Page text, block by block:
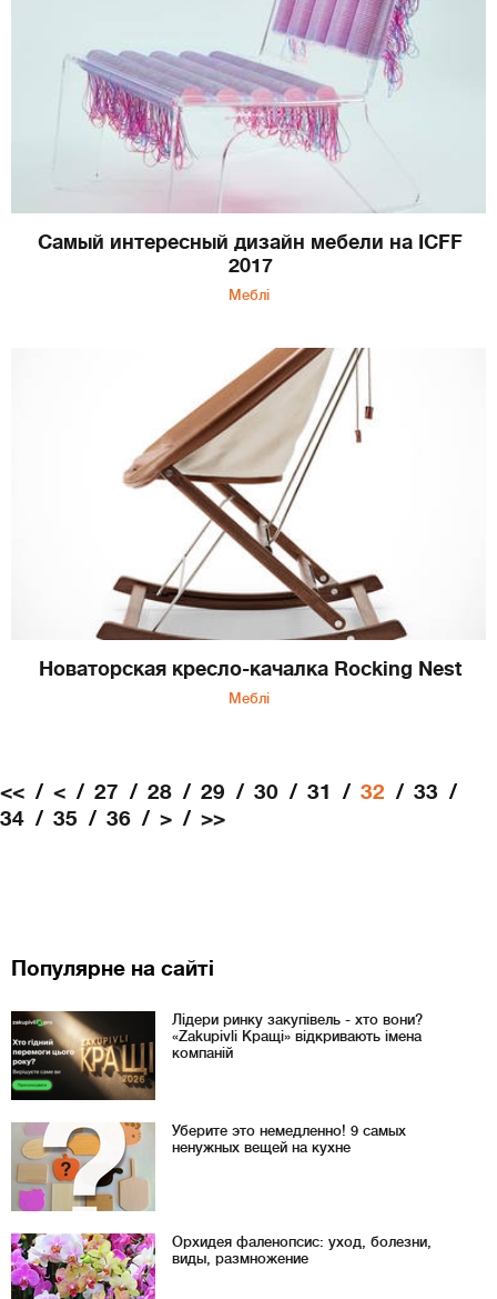
Самый интересный дизайн мебели на ICFF
2017
Меблі
Новаторская кресло-качалка Rocking Nest
Меблі
<< < 27 28 29 30 31 32
33
34
35 36 > >>
Популярне на сайті
Лідери ринку закупівель - хто вони?
«Zakupivli Кращі» відкривають імена
компаній
Уберите это немедленно! 9 самых
ненужных вещей на кухне
Орхидея фаленопсис: уход, болезни,
виды, размножение